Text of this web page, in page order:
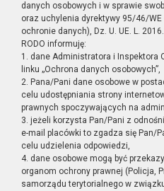
danych osobowych i w sprawie
oraz uchylenia dyrektywy 95/46/
ochronie danych), Dz. U. UE. L.
RODO informuję:
1. dane Administratora i Inspektora
linku „Ochrona danych osobowych”,
2. Pana/Pani dane osobowe w
celu udostępniania strony
prawnych spoczywających na
3. jeżeli korzysta Pan/Pani z
e-mail placówki to zgadza się Pan/
celu udzielenia odpowiedzi,
4. dane osobowe mogą być
organom ochrony prawnej (Policja,
samorządu terytorialnego w